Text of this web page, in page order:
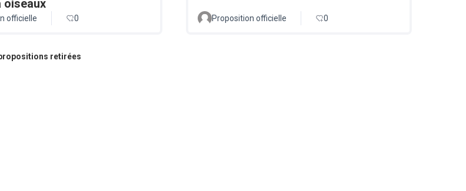
oiseaux
officielle 0 Proposition officielle 0
retirées